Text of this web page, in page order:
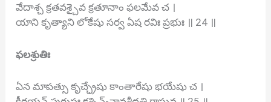
వేదాశ్చ క్రతవశ్చైవ క్రతూనాం ఫలమేవ చ ।
యాని కృత్యాని లోకేషు సర్వ ఏష రవిః ప్రభుః ॥ 24 ॥
ఫలశ్రుతిః
ఏన మాపత్సు కృచ్ఛ్రేషు కాంతారేషు భయేషు చ ।